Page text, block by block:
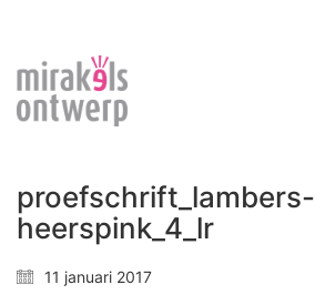
proefschrift_lambers-
heerspink_4_lr
11 januari 2017